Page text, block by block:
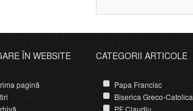
ÎN WEBSITE
pagină
CATEGORII ARTICOLE
Papa Francisc
Biserica Greco-Catolica
PF Claudiu